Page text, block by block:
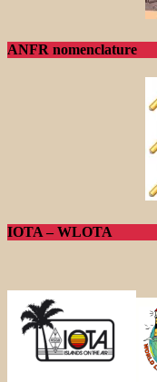
ANFR nomenclature
IOTA – WLOTA